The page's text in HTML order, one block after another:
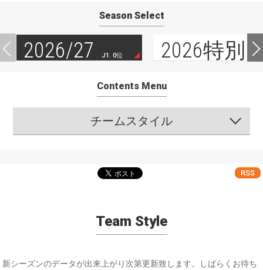
Season Select
2026/27 J1. 0位 2026特別
Contents Menu
チームスタイル
RSS
Team Style
新シーズンのデータが出来上がり次第更新致します。しばらくお待ち